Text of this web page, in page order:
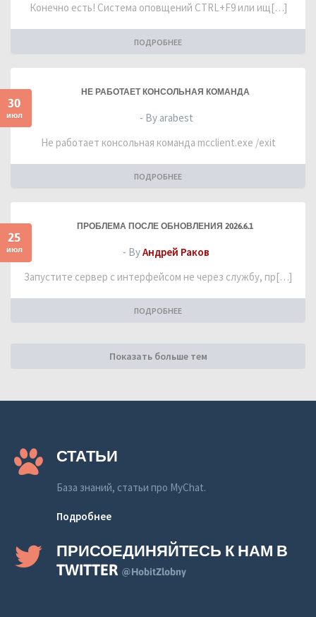
Конечно есть! Система оповщений CTRL+F9 или ищ[…]
ПОДРОБНЕЕ
30
июл
НЕ РАБОТАЕТ КОНСОЛЬНАЯ КОМАНДА
- By arabest
Не работает консольная команда mcclient.exe /exit
ПОДРОБНЕЕ
25
июл
ПРОБЛЕМА ПОСЛЕ ОБНОВЛЕНИЯ 2026.6.1
- ByАндрей Раков
Запустите сервер с интерфейсом не через службу, пр[…]
ПОДРОБНЕЕ
Показать больше тем
СТАТЬИ
База знаний, статьи про MyChat.
Подробнее
ПРИСОЕДИНЯЙТЕСЬ К НАМ В
TWITTER @HobitZlobny